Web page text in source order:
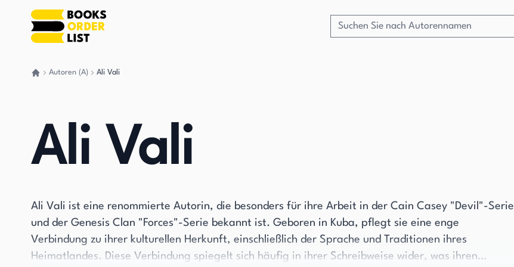
Autoren (A) Ali Vali
Ali Vali
Ali Vali ist eine renommierte Autorin, die besonders für ihre Arbeit in der Cain Casey "Devil"-Serie
und der Genesis Clan "Forces"-Serie bekannt ist. Geboren in Kuba, pflegt sie eine enge
Verbindung zu ihrer kulturellen Herkunft, einschließlich der Sprache und Traditionen ihres
Heimatlandes. Diese Verbindung spiegelt sich häufig in ihrer Schreibweise wider, was ihren